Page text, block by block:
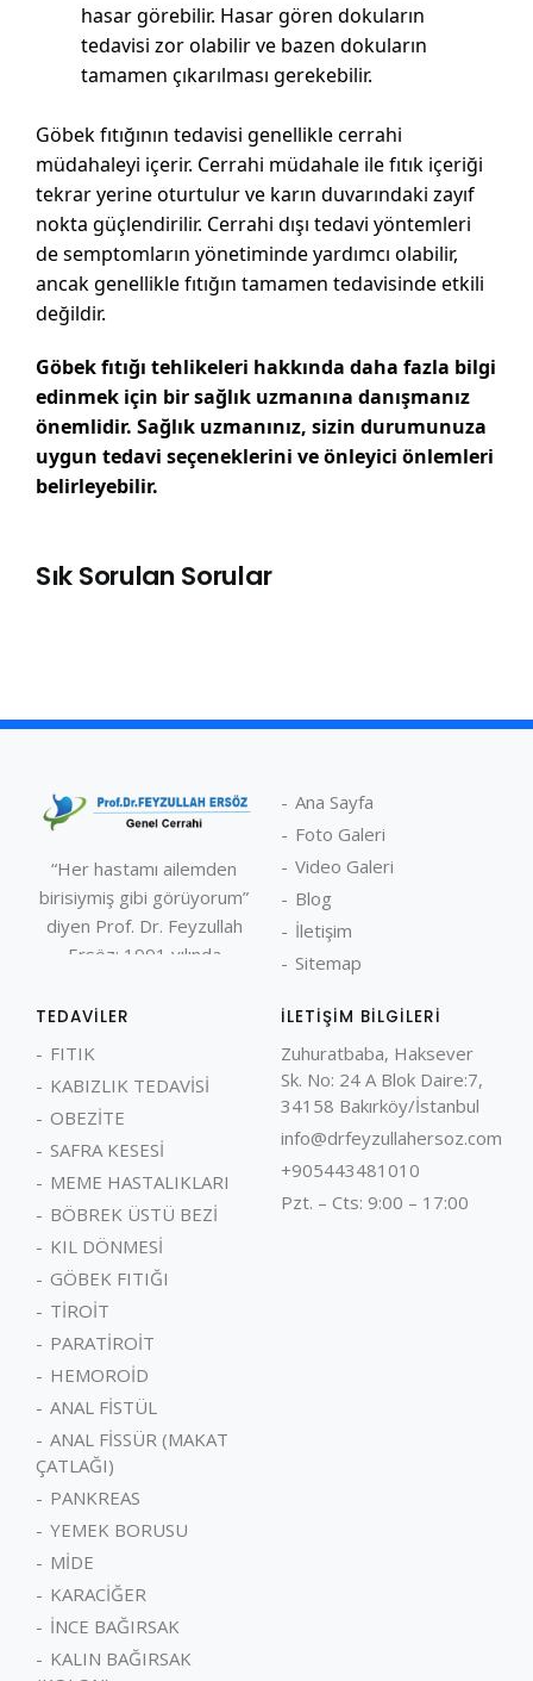
hasar görebilir. Hasar gören dokuların
tedavisi zor olabilir ve bazen dokuların
tamamen çıkarılması gerekebilir.
Göbek fıtığının tedavisi genellikle cerrahi
müdahaleyi içerir. Cerrahi müdahale ile fıtık içeriği
tekrar yerine oturtulur ve karın duvarındaki zayıf
nokta güçlendirilir. Cerrahi dışı tedavi yöntemleri
de semptomların yönetiminde yardımcı olabilir,
ancak genellikle fıtığın tamamen tedavisinde etkili
değildir.
Göbek fıtığı tehlikeleri hakkında daha fazla bilgi
edinmek için bir sağlık uzmanına danışmanız
önemlidir. Sağlık uzmanınız, sizin durumunuza
uygun tedavi seçeneklerini ve önleyici önlemleri
belirleyebilir.
Sık Sorulan Sorular
“Her hastamı ailemden
birisiymiş gibi görüyorum”
diyen Prof. Dr. Feyzullah
Ersöz; 1991 yılında
Cerrahpaşa Tıp
oldu. Kısa bir süre Elazığ
Devlet Hastanesi’nde
çalıştıktan sonra 1992
yılında İstanbul Eğitim ve
Araştırma Hastanesi
(Samatya Hastanesi)
Genel Cerrahi bölümünde
ihtisas yapmaya başladı.
Ana Sayfa
Foto Galeri
Video Galeri
Blog
İletişim
Sitemap
TEDAVILER
FITIK
KABIZLIK TEDAVİSİ
OBEZİTE
SAFRA KESESİ
MEME HASTALIKLARI
BÖBREK ÜSTÜ BEZİ
KIL DÖNMESİ
GÖBEK FITIĞI
TİROİT
PARATİROİT
HEMOROİD
ANAL FİSTÜL
ANAL FİSSÜR (MAKAT
ÇATLAĞI)
PANKREAS
YEMEK BORUSU
MİDE
KARACİĞER
İNCE BAĞIRSAK
KALIN BAĞIRSAK
İLETIŞIM BILGILERI
Zuhuratbaba, Haksever
Sk. No: 24 A Blok Daire:7,
34158 Bakırköy/İstanbul
info@drfeyzullahersoz.com
+905443481010
Pzt. – Cts: 9:00 – 17:00